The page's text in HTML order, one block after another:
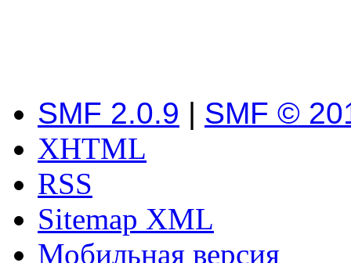
SMF 2.0.9 | SMF ©
XHTML
RSS
Sitemap XML
Мобильная версия